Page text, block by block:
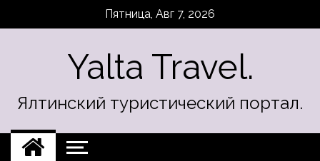
Пятница, Авг 7, 2026
Yalta Travel.
Ялтинский туристический портал.